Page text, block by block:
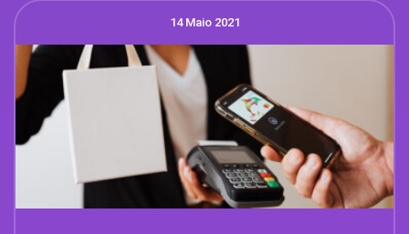
14 Maio 2021